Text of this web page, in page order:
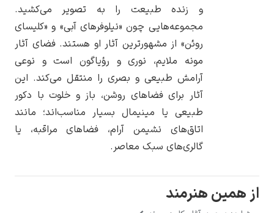
زنده طبیعت را به تصویر می‌کشید.
چون «نیلوفرهای آبی» و «کلیسای
از مشهورترین آثار او هستند. فضای آثار
ملایم، نوری و رؤیاگون است و نوعی
طبیعی و بصری را منتقل می‌کند. این
برای فضاهای روشن، باز و خلوت با دکور
یا مینیمال بسیار مناسب‌اند؛ مانند
نشیمن آرام، فضاهای مراقبه، یا
سبک معاصر.